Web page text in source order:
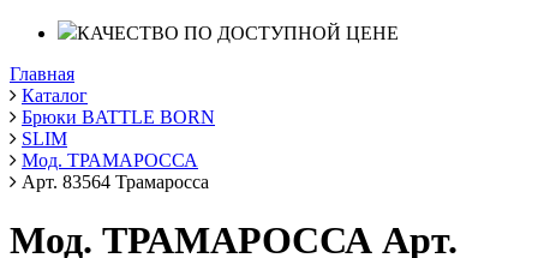
КАЧЕСТВО ПО ДОСТУПНОЙ ЦЕНЕ
Главная
Каталог
Брюки BATTLE BORN
SLIM
Мод. ТРАМАРОССА
Арт. 83564 Трамаросса
Мод. ТРАМАРОССА Арт.